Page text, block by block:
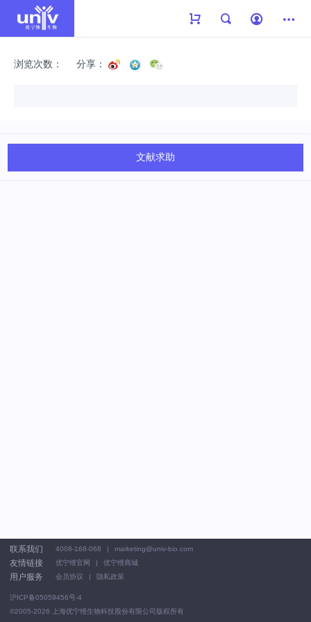
浏览次数： 分享：
文献求助
联系我们 4008-168-068 marketing@univ-bio.com
友情链接 优宁维官网 优宁维商城
用户服务 会员协议 隐私政策
沪ICP备05059456号-4
©2005-2026 上海优宁维生物科技股份有限公司版权所有